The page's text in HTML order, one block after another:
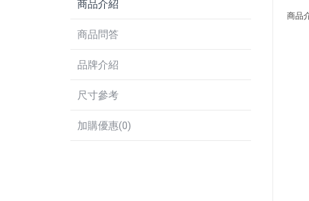
商品介紹
商品問答
品牌介紹
尺寸參考
加購優惠(0)
商品